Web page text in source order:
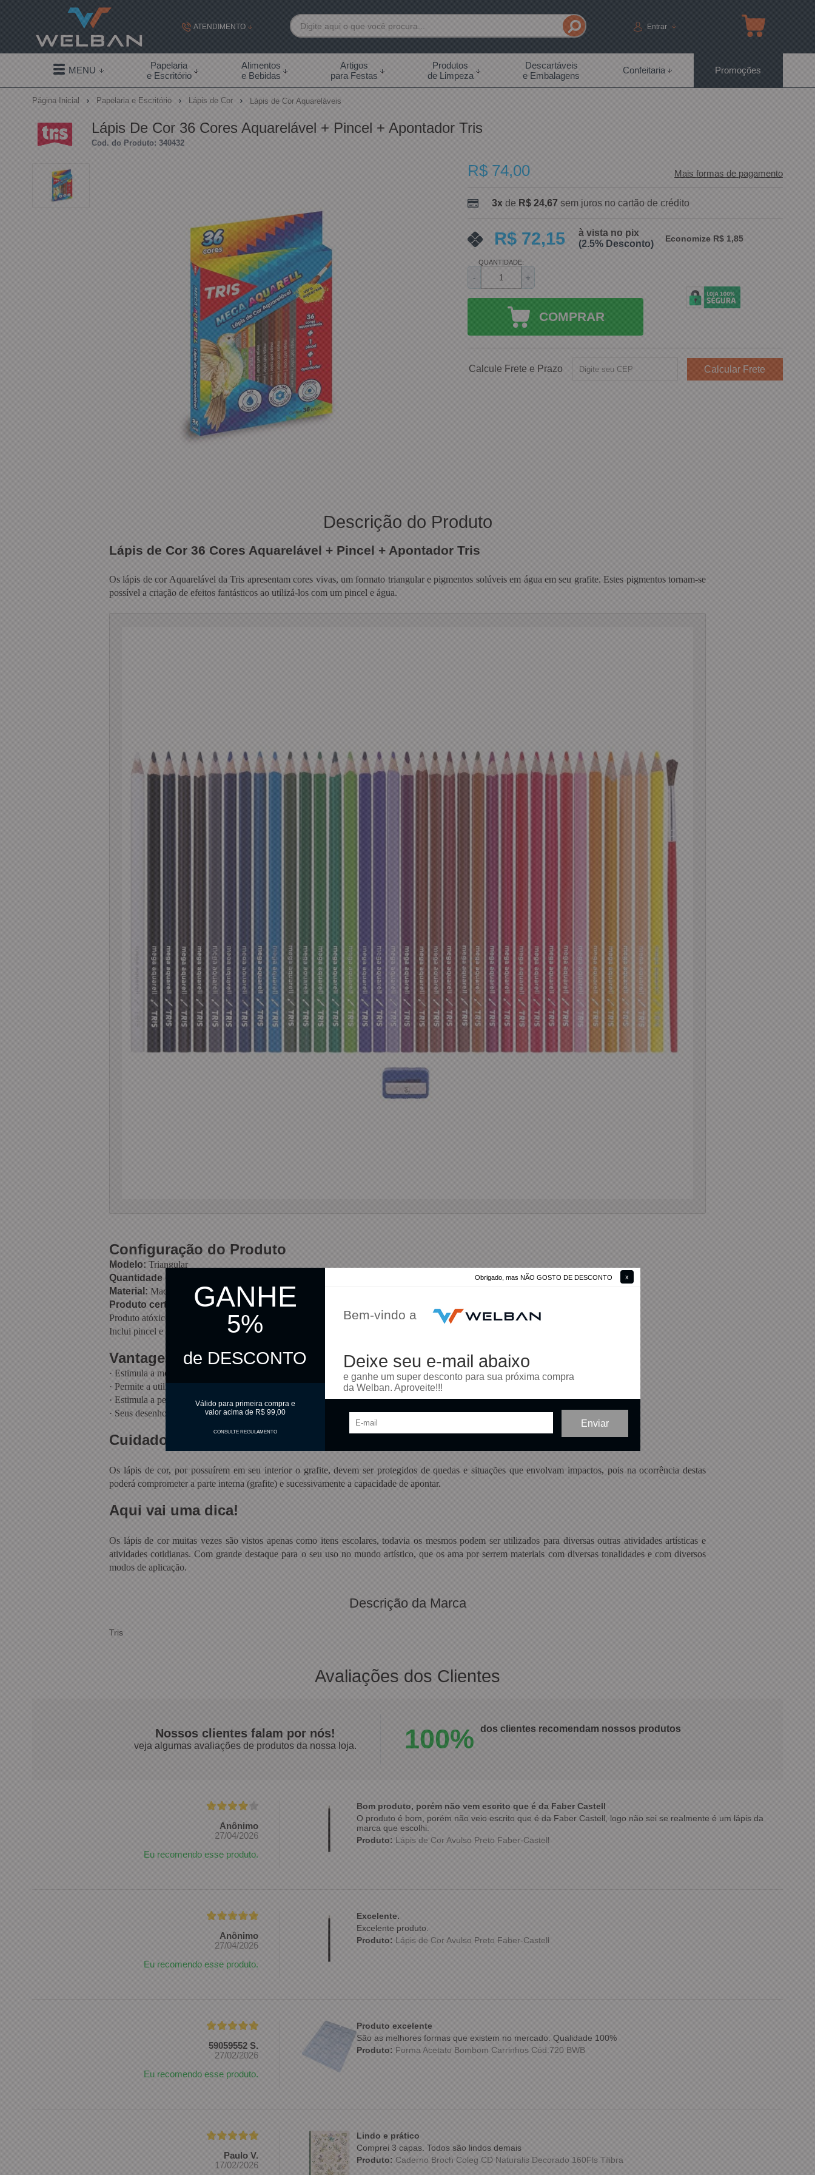
Obrigado, mas NÃO GOSTO DE DESCONTO
GANHE
5%
de DESCONTO
Válido para primeira compra e
valor acima de R$ 99,00
CONSULTE REGULAMENTO
Bem-vindo a
Deixe seu e-mail abaixo
e ganhe um super desconto para sua próxima compra
da Welban. Aproveite!!!
ATENDIMENTO
(19) 99855-7892
(19) 99855-7892
contato@welban.com.br
Segunda à sexta - 08:30h às 18:00h Sábados -
09:00h às 14:00h
Entrar
MENU
Papelaria
e Escritório
Alimentos
e Bebidas
Artigos
para Festas
Produtos
de Limpeza
Descartáveis
e Embalagens
Confeitaria Promoções
Página Inicial Papelaria e Escritório Lápis de Cor Lápis de Cor Aquareláveis
Lápis De Cor 36 Cores Aquarelável + Pincel + Apontador Tris
Cod. do Produto: 340432
R$ 74,00 Mais formas de pagamento
3xdeR$ 24,67 sem juros no cartão de crédito
R$ 72,15
à vista no pix
(2.5% Desconto)
Economize R$ 1,85
QUANTIDADE:
- +
COMPRAR
Calcule Frete e Prazo
Descrição do Produto
Lápis de Cor 36 Cores Aquarelável + Pincel + Apontador Tris
Os lápis de cor Aquarelável da Tris apresentam cores vivas, um formato triangular e pigmentos solúveis em água em seu grafite. Estes pigmentos tornam-se
possível a criação de efeitos fantásticos ao utilizá-los com um pincel e água.
Configuração do Produto
Modelo:Triangular
Quantidade de Lápis
Material:Madeira Reflorestada
Produto certificado:FSC
Produto atóxico e não perecível
Inclui pincel e apontador
Vantagens
·Estimula a motricidade.
·Permite a utilização da capacidade criativa.
·Estimula a percepção de cores.
·Seus desenhos mais vivos e criativos com ótima cobertura.
Cuidados
Os lápis de cor, por possuírem em seu interior o grafite, devem ser protegidos de quedas e situações que envolvam impactos, pois na ocorrência destas
poderá comprometer a parte interna (grafite) e sucessivamente a capacidade de apontar.
Aqui vai uma dica!
Os lápis de cor muitas vezes são vistos apenas como itens escolares, todavia os mesmos podem ser utilizados para diversas outras atividades artísticas e
atividades cotidianas. Com grande destaque para o seu uso no mundo artístico, que os ama por serrem materiais com diversas tonalidades e com diversos
modos de aplicação.
Descrição da Marca
Tris
Avaliações dos Clientes
Nossos clientes falam por nós!
veja algumas avaliações de produtos da nossa loja. 100% dos clientes recomendam nossos produtos
Anônimo
27/04/2026
Eu recomendo esse produto.
Bom produto, porém não vem escrito que é da Faber Castell
O produto é bom, porém não veio escrito que é da Faber Castell, logo não sei se realmente é um lápis da
marca que escolhi.
Produto:Lápis de Cor Avulso Preto Faber-Castell
Anônimo
27/04/2026
Eu recomendo esse produto.
Excelente.
Excelente produto.
Produto:Lápis de Cor Avulso Preto Faber-Castell
59059552 S.
27/02/2026
Eu recomendo esse produto.
Produto excelente
São as melhores formas que existem no mercado. Qualidade 100%
Produto:Forma Acetato Bombom Carrinhos Cód.720 BWB
Paulo V.
17/02/2026
Lindo e prático
Comprei 3 capas. Todos são lindos demais
Produto:Caderno Broch Coleg CD Naturalis Decorado 160Fls Tilibra